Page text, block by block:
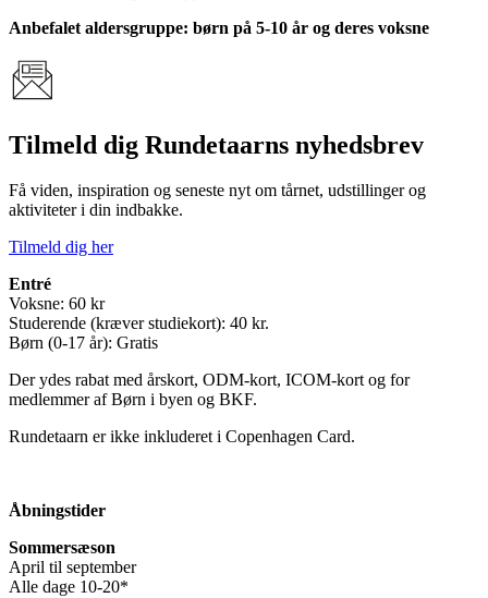
Anbefalet aldersgruppe: børn på 5-10 år og deres voksne
Tilmeld dig Rundetaarns nyhedsbrev
Få viden, inspiration og seneste nyt om tårnet, udstillinger og
aktiviteter i din indbakke.
Tilmeld dig her
Entré
Voksne: 60 kr
Studerende (kræver studiekort): 40 kr.
Børn (0-17 år): Gratis
Der ydes rabat med årskort, ODM-kort, ICOM-kort og for
medlemmer af Børn i byen og BKF.
Rundetaarn er ikke inkluderet i Copenhagen Card.
Åbningstider
Sommersæson
April til september
Alle dage 10-20*